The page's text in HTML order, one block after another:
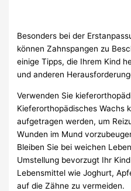
Besonders bei der
können Zahnspangen zu
einige Tipps, die Ihrem Kind
und anderen
Verwenden Sie
Kieferorthopädisches Wachs
aufgetragen werden, um
Wunden im Mund
Bleiben Sie bei weichen
Umstellung bevorzugt Ihr
Lebensmittel wie Joghurt,
auf die Zähne zu vermeiden.